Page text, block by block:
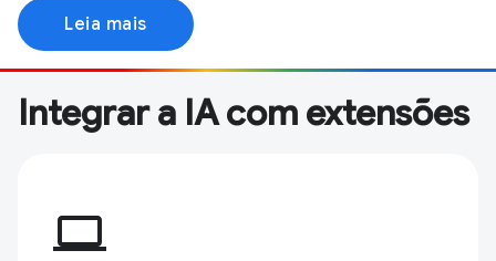
Leia mais
Integrar a IA com extensões
computer